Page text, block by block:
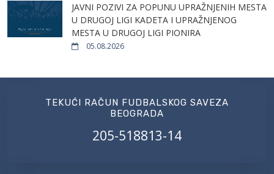
JAVNI POZIVI ZA POPUNU UPRAŽNJENIH MESTA
U DRUGOJ LIGI KADETA I UPRAŽNJENOG
MESTA U DRUGOJ LIGI PIONIRA
05.08.2026
TEKUĆI RAČUN FUDBALSKOG SAVEZA
BEOGRADA
205-518813-14